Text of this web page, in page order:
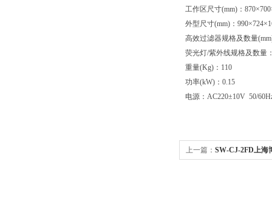
工作区尺寸(mm)：
外型尺寸(mm)：
高效过滤器规格及数量
荧光灯/紫外线规格及数量
重量(Kg)：110
功率(kW)：0.15
电源：AC220±10V 50/
上一篇： SW-CJ-2FD上海